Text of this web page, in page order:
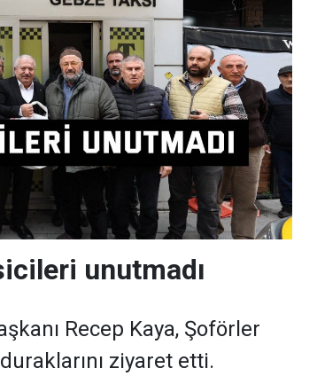
unutmadı
Recep Kaya, Şoförler
ziyaret etti.